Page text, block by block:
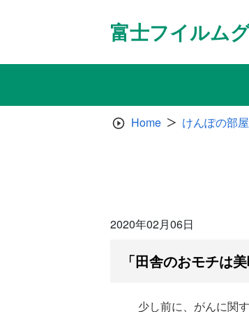
富士フイルム
Home けんぽの部屋
2020年02月06日
「田舎のおモチは
少し前に、がんに関